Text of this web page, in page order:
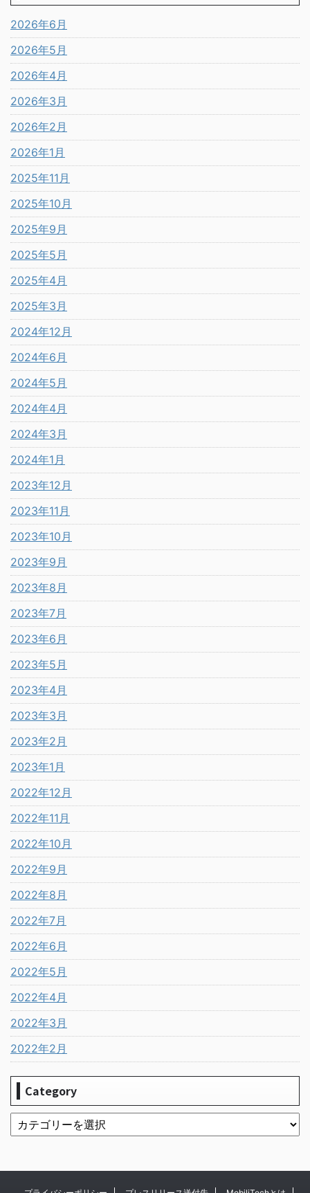
2026年6月
2026年5月
2026年4月
2026年3月
2026年2月
2026年1月
2025年11月
2025年10月
2025年9月
2025年5月
2025年4月
2025年3月
2024年12月
2024年6月
2024年5月
2024年4月
2024年3月
2024年1月
2023年12月
2023年11月
2023年10月
2023年9月
2023年8月
2023年7月
2023年6月
2023年5月
2023年4月
2023年3月
2023年2月
2023年1月
2022年12月
2022年11月
2022年10月
2022年9月
2022年8月
2022年7月
2022年6月
2022年5月
2022年4月
2022年3月
2022年2月
Category